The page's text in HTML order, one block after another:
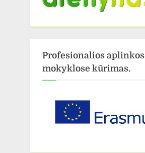
Profesionalios aplinkos
mokyklose kūrimas.